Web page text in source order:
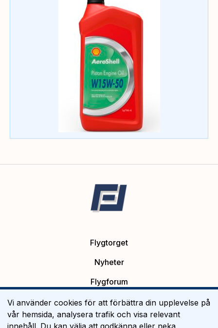
Flygtorget
Nyheter
Flygforum
Platsannonser
Flygutbildning
Vi använder cookies för att förbättra din upplevelse på
vår hemsida, analysera trafik och visa relevant
innehåll. Du kan välja att godkänna eller neka